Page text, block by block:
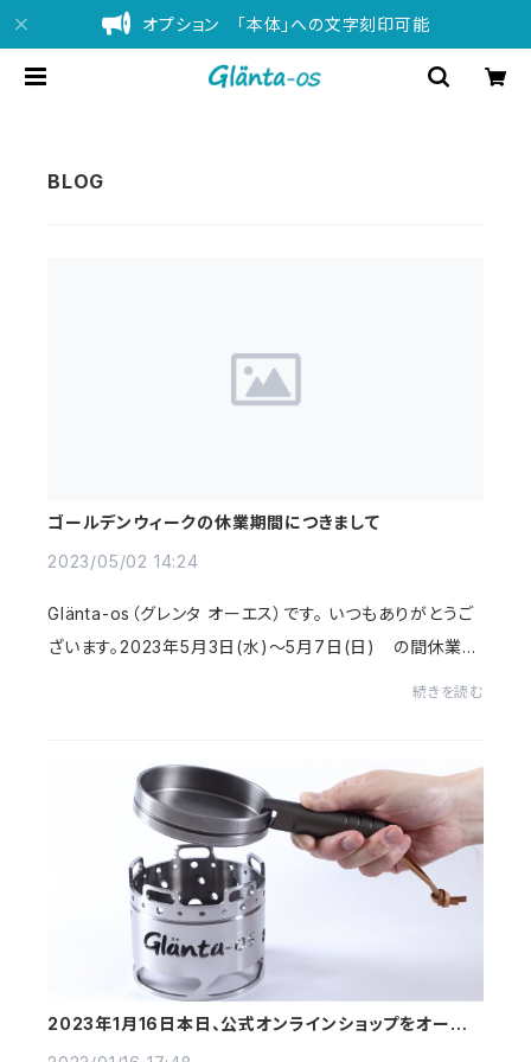
オプション 「本体」への文字刻印可能
ゴールデンウィークの休業期間につきまして
2023/05/02 14:24
Glänta-os（グレンタ オーエス）です。 いつもありがとうご
ざいます。2023年5月3日(水)～5月7日(日) の間休業い
続きを読む
2023年1月16日本日、公式オンラインショップをオープン